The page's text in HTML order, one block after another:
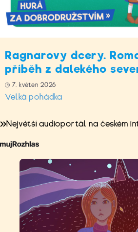
Ragnarovy dcery.
příběh z dalekého
7. květen 2026
Velká pohádka
Největší audioportál na českém